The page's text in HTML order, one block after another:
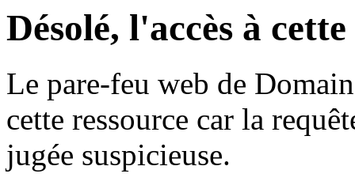
Désolé, l'accès à
Le pare-feu web de
cette ressource car la
jugée suspicieuse.